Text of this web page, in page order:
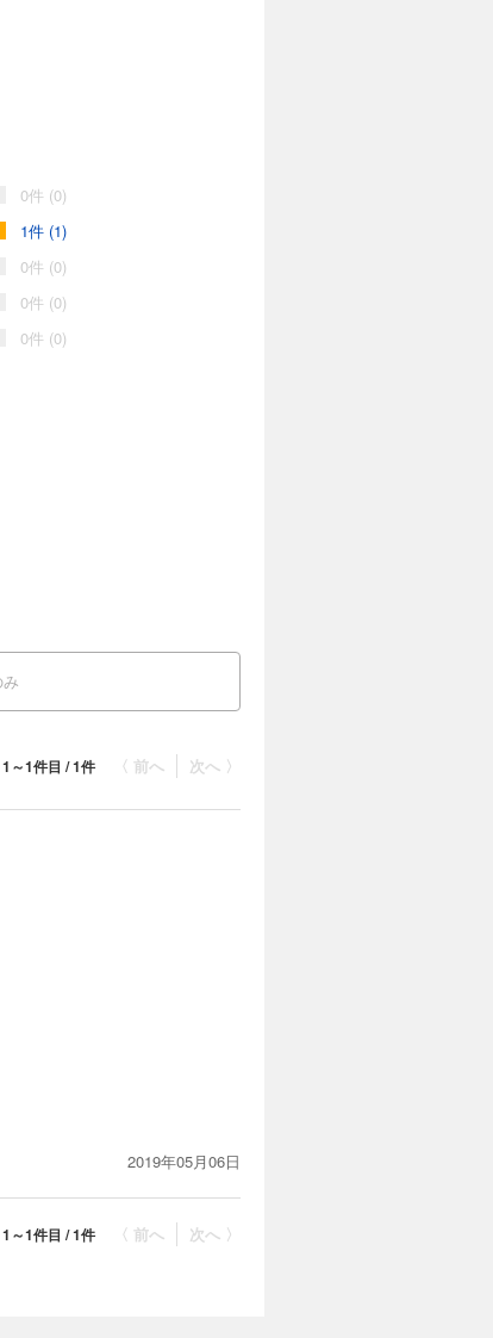
0件 (0)
1件 (1)
0件 (0)
0件 (0)
0件 (0)
次へ 〉
〈 前へ
1～1件目 / 1件
2019年05月06日
次へ 〉
〈 前へ
1～1件目 / 1件